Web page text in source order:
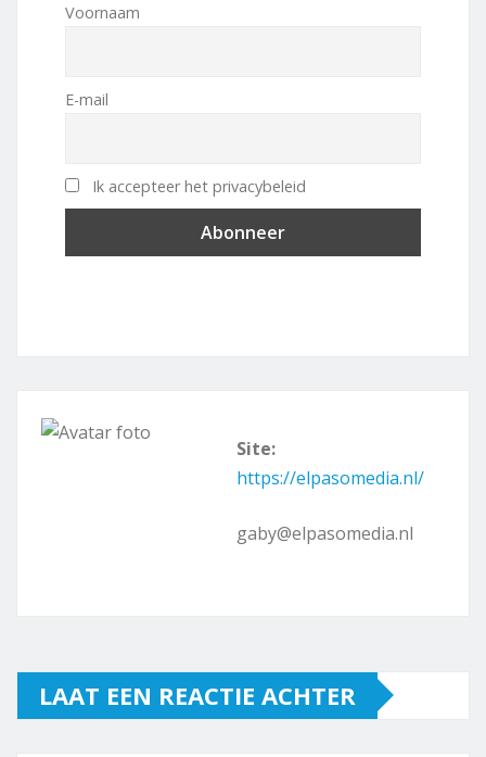
Voornaam
E-mail
Ik accepteer het privacybeleid
Site:
https://elpasomedia.nl/
gaby@elpasomedia.nl
LAAT EEN REACTIE ACHTER